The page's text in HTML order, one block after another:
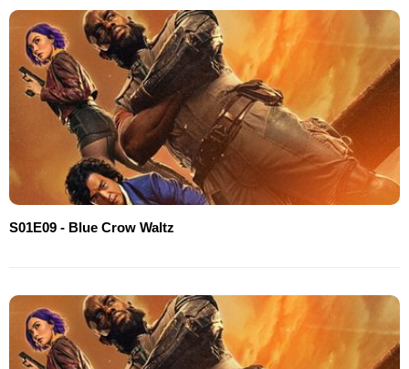
S01E09 - Blue Crow Waltz